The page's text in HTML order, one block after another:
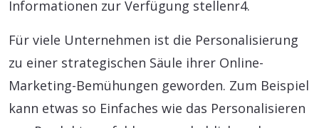
Informationen zur Verfügung stellenr4.
Für viele Unternehmen ist die Personalisierung
zu einer strategischen Säule ihrer Online-
Marketing-Bemühungen geworden. Zum Beispiel
kann etwas so Einfaches wie das Personalisieren